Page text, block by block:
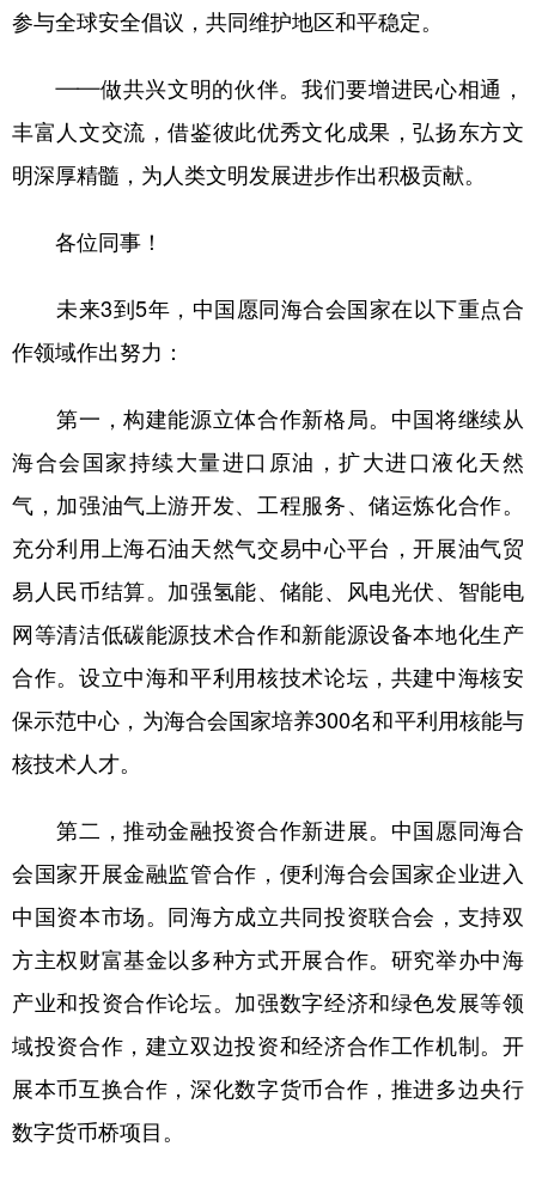
参与全球安全倡议，共同维护地区和平稳定。
——做共兴文明的伙伴。我们要增进民心相通，
丰富人文交流，借鉴彼此优秀文化成果，弘扬东方文
明深厚精髓，为人类文明发展进步作出积极贡献。
各位同事！
未来3到5年，中国愿同海合会国家在以下重点合
作领域作出努力：
第一，构建能源立体合作新格局。中国将继续从
海合会国家持续大量进口原油，扩大进口液化天然
气，加强油气上游开发、工程服务、储运炼化合作。
充分利用上海石油天然气交易中心平台，开展油气贸
易人民币结算。加强氢能、储能、风电光伏、智能电
网等清洁低碳能源技术合作和新能源设备本地化生产
合作。设立中海和平利用核技术论坛，共建中海核安
保示范中心，为海合会国家培养300名和平利用核能与
核技术人才。
第二，推动金融投资合作新进展。中国愿同海合
会国家开展金融监管合作，便利海合会国家企业进入
中国资本市场。同海方成立共同投资联合会，支持双
方主权财富基金以多种方式开展合作。研究举办中海
产业和投资合作论坛。加强数字经济和绿色发展等领
域投资合作，建立双边投资和经济合作工作机制。开
展本币互换合作，深化数字货币合作，推进多边央行
数字货币桥项目。